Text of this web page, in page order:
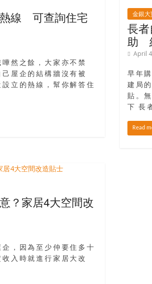
熱線 可查詢住宅
然之餘，大家亦不禁
屋企的結構牆沒有被
立的熱線，幫你解答住
金銀大
長
助
April
早年
建局
貼。
下 長
Read
？家居4大空間改
，因為至少仲要住多十
入時就進行家居大改